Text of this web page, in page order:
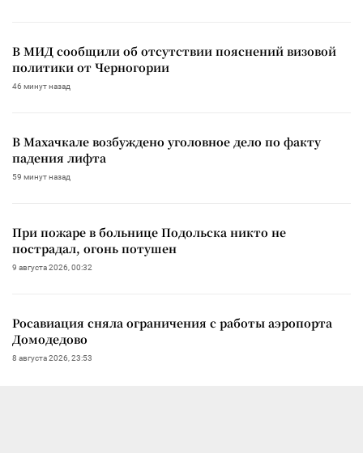
В МИД сообщили об отсутствии пояснений визовой
политики от Черногории
46 минут назад
В Махачкале возбуждено уголовное дело по факту
падения лифта
59 минут назад
При пожаре в больнице Подольска никто не
пострадал, огонь потушен
9 августа 2026, 00:32
Росавиация сняла ограничения с работы аэропорта
Домодедово
8 августа 2026, 23:53